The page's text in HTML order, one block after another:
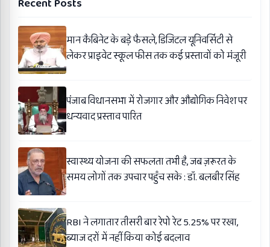
Recent Posts
मान कैबिनेट के बड़े फैसले, डिजिटल यूनिवर्सिटी से
लेकर प्राइवेट स्कूल फीस तक कई प्रस्तावों को मंजूरी
पंजाब विधानसभा में रोजगार और औद्योगिक निवेश पर
धन्यवाद प्रस्ताव पारित
स्वास्थ्य योजना की सफलता तभी है, जब ज़रूरत के
समय लोगों तक उपचार पहुँच सके : डॉ. बलबीर सिंह
RBI ने लगातार तीसरी बार रेपो रेट 5.25% पर रखा,
ब्याज दरों में नहीं किया कोई बदलाव